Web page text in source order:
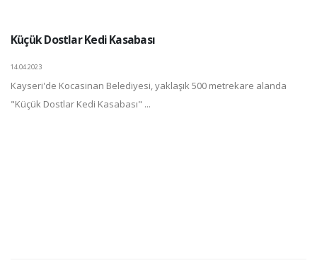
Küçük Dostlar Kedi Kasabası
14.04.2023
Kayseri'de Kocasinan Belediyesi, yaklaşık 500 metrekare alanda
"Küçük Dostlar Kedi Kasabası" ...